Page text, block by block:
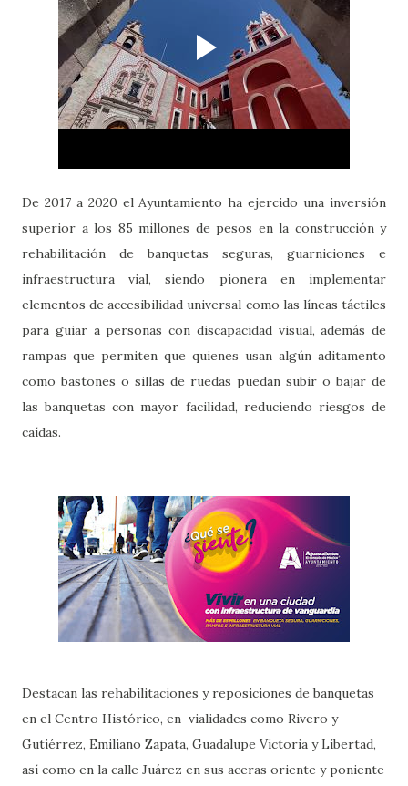
De 2017 a 2020 el Ayuntamiento ha ejercido una inversión
superior a los 85 millones de pesos en la construcción y
rehabilitación de banquetas seguras, guarniciones e
infraestructura vial, siendo pionera en implementar
elementos de accesibilidad universal como las líneas táctiles
para guiar a personas con discapacidad visual, además de
rampas que permiten que quienes usan algún aditamento
como bastones o sillas de ruedas puedan subir o bajar de
las banquetas con mayor facilidad, reduciendo riesgos de
caídas.
Destacan las rehabilitaciones y reposiciones de banquetas
en el Centro Histórico, en vialidades como Rivero y
Gutiérrez, Emiliano Zapata, Guadalupe Victoria y Libertad,
así como en la calle Juárez en sus aceras oriente y poniente